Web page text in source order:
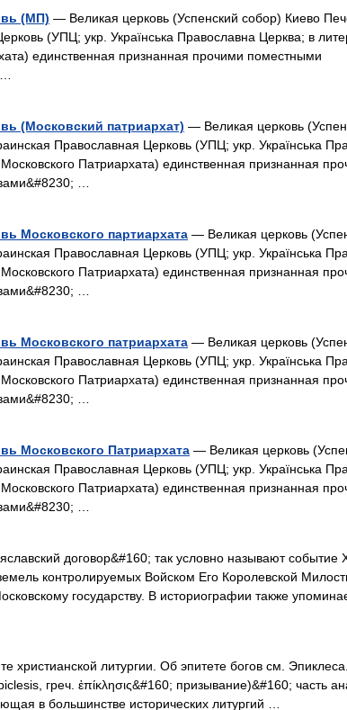
(МП) — Великая церковь (Успенский собор) Киево
(УПЦ; укр. Українська Православна Церква; в
единственная признанная прочими поместными
(Московский патриархат) — Великая церковь
Православная Церковь (УПЦ; укр. Українська
Патриархата) единственная признанная
…
Московского партиархата — Великая церковь
Православная Церковь (УПЦ; укр. Українська
Патриархата) единственная признанная
…
Московского патриархата — Великая церковь
Православная Церковь (УПЦ; укр. Українська
Патриархата) единственная признанная
…
Московского Патриархата — Великая церковь
Православная Церковь (УПЦ; укр. Українська
Патриархата) единственная признанная
…
договор&#160; так условно называют событие
контролируемых Войском Его Королевской
государству. В историографии также
христианской литургии. Об эпитете богов см. Эпиклеса.
греч. ἐπίκλησις&#160; призывание)&#160; часть
в большинстве исторических литургий …